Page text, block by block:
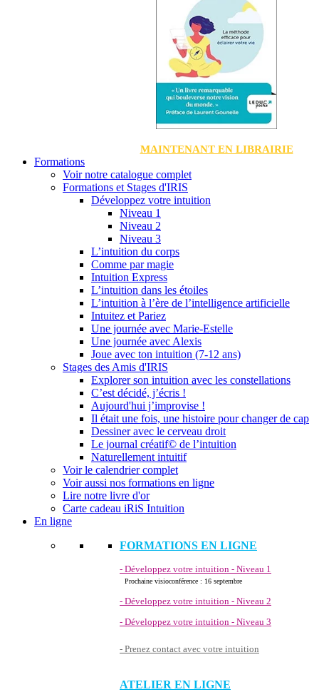
MAINTENANT EN LIBRAIRIE
Formations
Voir notre catalogue complet
Formations et Stages d'IRIS
Développez votre intuition
Niveau 1
Niveau 2
Niveau 3
L’intuition du corps
Comme par magie
Intuition Express
L’intuition dans les étoiles
L’intuition à l’ère de l’intelligence artificielle
Intuitez et Pariez
Une journée avec Marie-Estelle
Une journée avec Alexis
Joue avec ton intuition (7-12 ans)
Stages des Amis d'IRIS
Explorer son intuition avec les constellations
C’est décidé, j’écris !
Aujourd'hui j’improvise !
Il était une fois, une histoire pour changer de cap
Dessiner avec le cerveau droit
Le journal créatif© de l’intuition
Naturellement intuitif
Voir le calendrier complet
Voir aussi nos formations en ligne
Lire notre livre d'or
Carte cadeau iRiS Intuition
En ligne
FORMATIONS EN LIGNE
- Développez votre intuition - Niveau 1
Prochaine visioconférence : 16 septembre
- Développez votre intuition - Niveau 2
- Développez votre intuition - Niveau 3
- Prenez contact avec votre intuition
ATELIER EN LIGNE